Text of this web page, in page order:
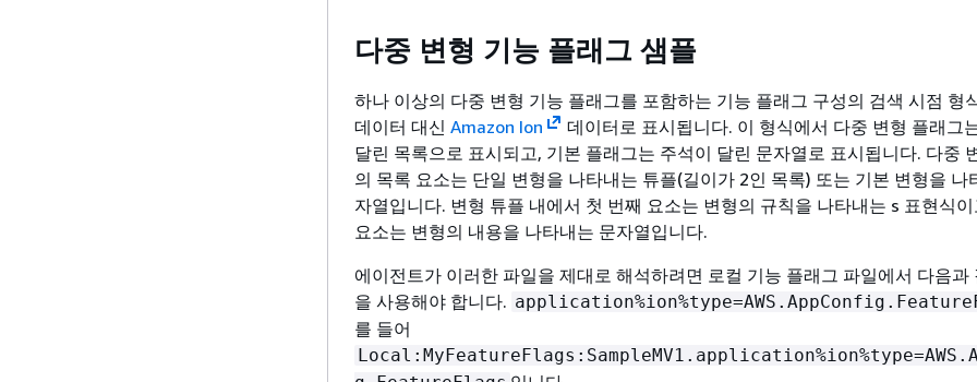
다중 변형 기능 플래그 샘플
하나 이상의 다중 변형 기능 플래그를 포함하는 기능 플래그 구성의 검색 시점 형
데이터 대신 Amazon Ion
데이터로 표시됩니다. 이 형식에서 다중 변형 플래그
달린 목록으로 표시되고, 기본 플래그는 주석이 달린 문자열로 표시됩니다. 다중
의 목록 요소는 단일 변형을 나타내는 튜플(길이가 2인 목록) 또는 기본 변형을 나
자열입니다. 변형 튜플 내에서 첫 번째 요소는 변형의 규칙을 나타내는 s 표현식이
요소는 변형의 내용을 나타내는 문자열입니다.
에이전트가 이러한 파일을 제대로 해석하려면 로컬 기능 플래그 파일에서 다음과
을 사용해야 합니다.
를 들어